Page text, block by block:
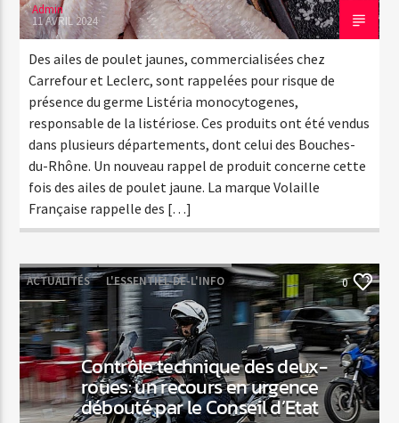
Admin
11 AVRIL 2024
Des ailes de poulet jaunes, commercialisées chez
Carrefour et Leclerc, sont rappelées pour risque de
présence du germe Listéria monocytogenes,
responsable de la listériose. Ces produits ont été vendus
dans plusieurs départements, dont celui des Bouches-
du-Rhône. Un nouveau rappel de produit concerne cette
fois des ailes de poulet jaune. La marque Volaille
Française rappelle des […]
ACTUALITÉS L'ESSENTIEL-DE-L'INFO 0
Contrôle technique des deux-
roues: un recours en urgence
débouté par le Conseil d’Etat